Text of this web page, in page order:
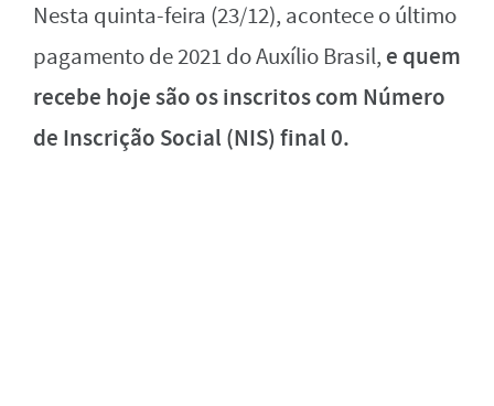
Nesta quinta-feira (23/12), acontece o último
pagamento de 2021 do Auxílio Brasil, e quem
recebe hoje são os inscritos com Número
de Inscrição Social (NIS) final 0.